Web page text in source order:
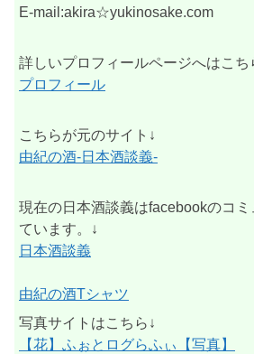
E-mail:akira☆yukinosake.com
詳しいプロフィールページへはこち
プロフィール
こちらが元のサイト↓
由紀の酒-日本酒談義-
現在の日本酒談義はfacebookのコ
ています。↓
日本酒談義
由紀の酒Tシャツ
写真サイトはこちら↓
【花】ふぉとログらふぃ【写真】